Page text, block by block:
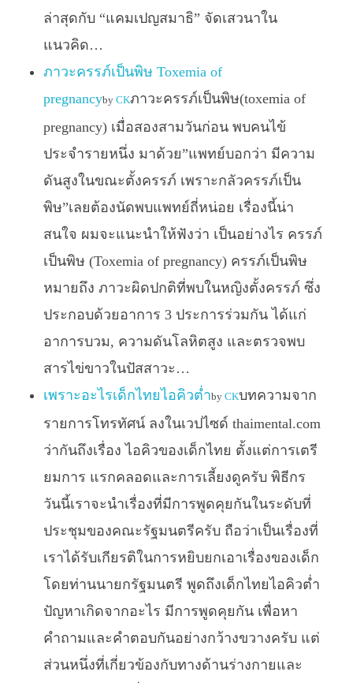
ล่าสุดกับ “แคมเปญสมาธิ” จัดเสวนาใน
แนวคิด…
ภาวะครรภ์เป็นพิษ Toxemia of
pregnancyby CKภาวะครรภ์เป็นพิษ(toxemia of
pregnancy) เมื่อสองสามวันก่อน พบคนไข้
ประจำรายหนึ่ง มาด้วย”แพทย์บอกว่า มีความ
ดันสูงในขณะตั้งครรภ์ เพราะกลัวครรภ์เป็น
พิษ”เลยต้องนัดพบแพทย์ถี่หน่อย เรื่องนี้น่า
สนใจ ผมจะแนะนำให้ฟังว่า เป็นอย่างไร ครรภ์
เป็นพิษ (Toxemia of pregnancy) ครรภ์เป็นพิษ
หมายถึง ภาวะผิดปกติที่พบในหญิงตั้งครรภ์ ซึ่ง
ประกอบด้วยอาการ 3 ประการร่วมกัน ได้แก่
อาการบวม, ความดันโลหิตสูง และตรวจพบ
สารไข่ขาวในปัสสาวะ…
เพราะอะไรเด็กไทยไอคิวต่ำby CKบทความจาก
รายการโทรทัศน์ ลงในเวปไซด์ thaimental.com
ว่ากันถึงเรื่อง ไอคิวของเด็กไทย ตั้งแต่การเตรี
ยมการ แรกคลอดและการเลี้ยงดูครับ พิธีกร
วันนี้เราจะนำเรื่องที่มีการพูดคุยกันในระดับที่
ประชุมของคณะรัฐมนตรีครับ ถือว่าเป็นเรื่องที่
เราได้รับเกียรติในการหยิบยกเอาเรื่องของเด็ก
โดยท่านนายกรัฐมนตรี พูดถึงเด็กไทยไอคิวต่ำ
ปัญหาเกิดจากอะไร มีการพูดคุยกัน เพื่อหา
คำถามและคำตอบกันอย่างกว้างขวางครับ แต่
ส่วนหนึ่งที่เกี่ยวข้องกับทางด้านร่างกายและ